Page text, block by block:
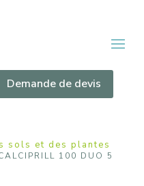
Demande de devis
sols et des plantes
100 DUO 5